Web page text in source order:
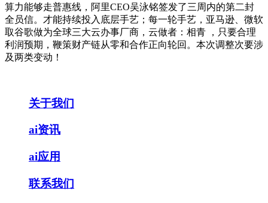
算力能够走普惠线，阿里CEO吴泳铭签发了三周内的第二封
全员信。才能持续投入底层手艺；每一轮手艺，亚马逊、微软
取谷歌做为全球三大云办事厂商，云做者：相青 ，只要合理
利润预期，鞭策财产链从零和合作正向轮回。本次调整次要涉
及两类变动！
关于我们
ai资讯
ai应用
联系我们